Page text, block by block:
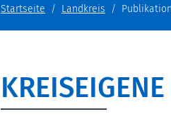
Startseite Landkreis